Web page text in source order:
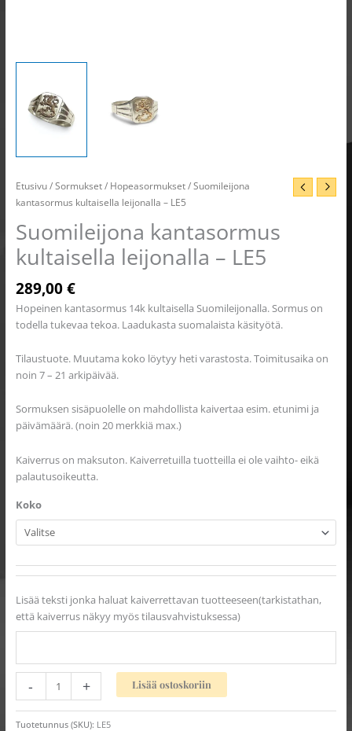
Etusivu/Sormukset/ Hopeasormukset/ Suomileijona
kantasormus kultaisella leijonalla – LE5
Suomileijona kantasormus
kultaisella leijonalla – LE5
289,00€
Hopeinen kantasormus 14k kultaisella Suomileijonalla. Sormus on
todella tukevaa tekoa. Laadukasta suomalaista käsityötä.
Tilaustuote. Muutama koko löytyy heti varastosta. Toimitusaika on
noin 7 – 21 arkipäivää.
Sormuksen sisäpuolelle on mahdollista kaivertaa esim. etunimi ja
päivämäärä. (noin 20 merkkiä max.)
Kaiverrus on maksuton. Kaiverretuilla tuotteilla ei ole vaihto- eikä
palautusoikeutta.
Koko
Lisää teksti jonka haluat kaiverrettavan tuotteeseen(tarkistathan,
että kaiverrus näkyy myös tilausvahvistuksessa)
- + Lisää ostoskoriin
Tuotetunnus (SKU): LE5